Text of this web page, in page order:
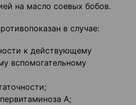
на масло соевых бобов.
в случае:
к действующему
вспомогательному
А;